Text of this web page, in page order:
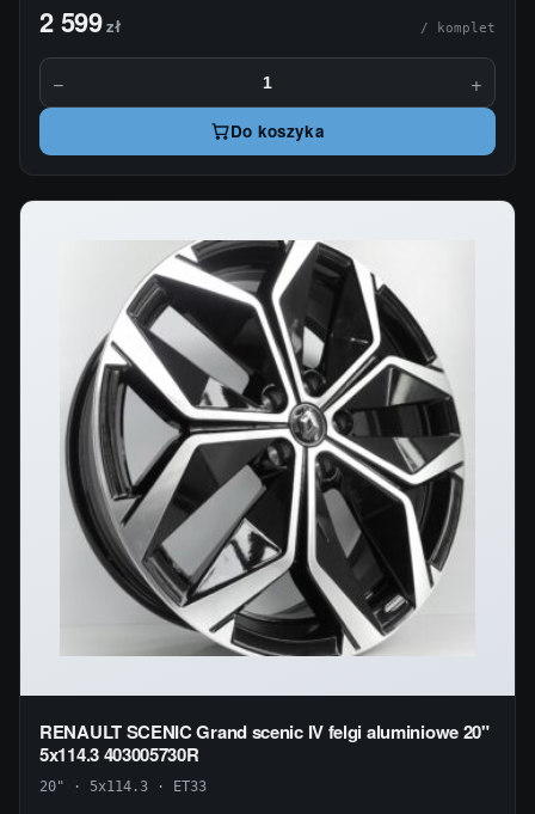
2 599zł / komplet
− +
Do koszyka
RENAULT SCENIC Grand scenic IV felgi aluminiowe 20"
5x114.3 403005730R
20" · 5x114.3 · ET33